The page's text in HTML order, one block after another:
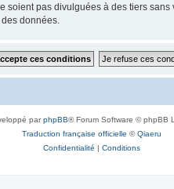
pas divulguées à des tiers
données.
parphpBB® Forum Software © phpBB
Traduction française officielle ©Qiaeru
Confidentialité | Conditions